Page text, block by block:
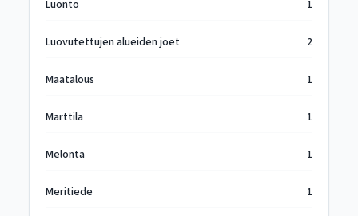
Luonto 1
Luovutettujen alueiden joet 2
Maatalous 1
Marttila 1
Melonta 1
Meritiede 1